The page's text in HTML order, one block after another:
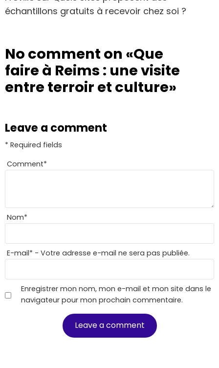
échantillons gratuits à recevoir chez soi ?
No comment on «Que
faire à Reims : une visite
entre terroir et culture»
Leave a comment
* Required fields
Comment*
Nom*
E-mail* - Votre adresse e-mail ne sera pas publiée.
Enregistrer mon nom, mon e-mail et mon site dans le
navigateur pour mon prochain commentaire.